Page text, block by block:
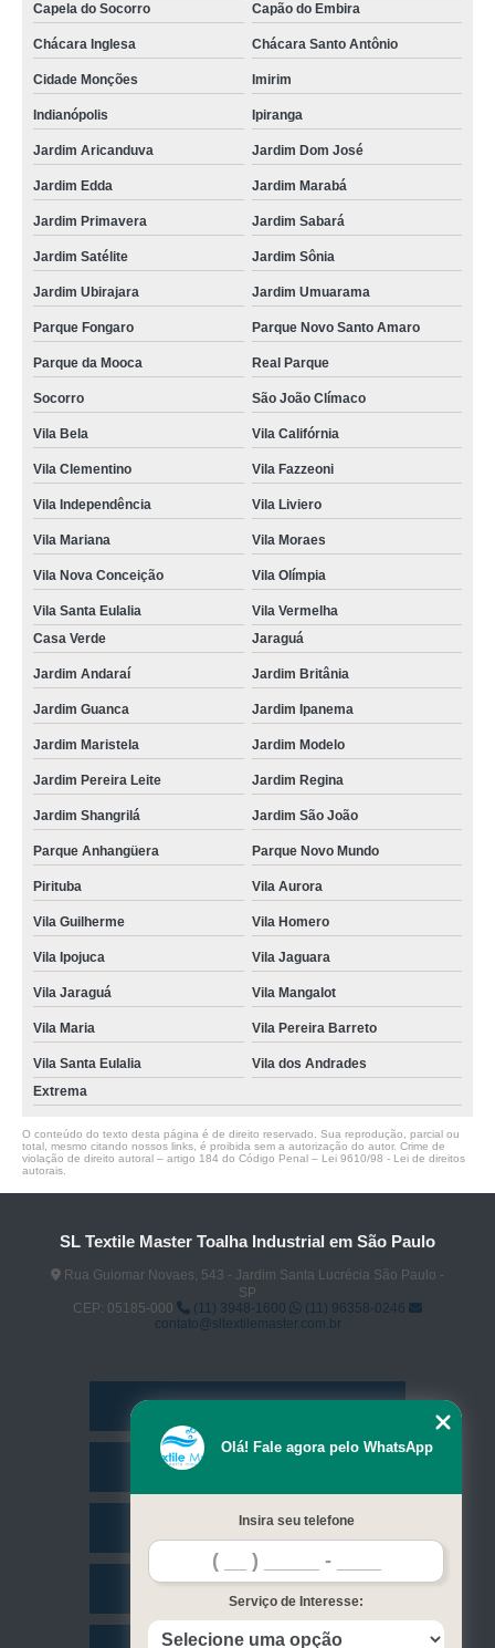
Capela do Socorro
Capão do Embira
Chácara Inglesa Chácara Santo Antônio
Cidade Monções Imirim
Indianópolis Ipiranga
Jardim Aricanduva Jardim Dom José
Jardim Edda Jardim Marabá
Jardim Primavera Jardim Sabará
Jardim Satélite Jardim Sônia
Jardim Ubirajara Jardim Umuarama
Parque Fongaro Parque Novo Santo Amaro
Parque da Mooca Real Parque
Socorro São João Clímaco
Vila Bela Vila Califórnia
Vila Clementino Vila Fazzeoni
Vila Independência Vila Liviero
Vila Mariana Vila Moraes
Vila Nova Conceição Vila Olímpia
Vila Santa Eulalia
Vila Vermelha
Casa Verde
Jaraguá
Jardim Andaraí Jardim Britânia
Jardim Guanca Jardim Ipanema
Jardim Maristela Jardim Modelo
Jardim Pereira Leite Jardim Regina
Jardim Shangrilá Jardim São João
Parque Anhangüera Parque Novo Mundo
Pirituba Vila Aurora
Vila Guilherme Vila Homero
Vila Ipojuca Vila Jaguara
Vila Jaraguá Vila Mangalot
Vila Maria Vila Pereira Barreto
Vila Santa Eulalia
Vila dos Andrades
Extrema
O conteúdo do texto desta página é de direito reservado. Sua reprodução, parcial ou
total, mesmo citando nossos links, é proibida sem a autorização do autor. Crime de
violação de direito autoral – artigo 184 do Código Penal – Lei 9610/98 - Lei de direitos
autorais
SL Textile Master Toalha Industrial em São Paulo
Rua Guiomar Novaes, 543 - Jardim Santa Lucrécia São Paulo -
SP
CEP: 05185-000
(11) 3948-1600
(11) 96358-0246
contato@sltextilemaster.com.br
Missão
Olá! Fale agora pelo WhatsApp
Insira seu telefone
Serviço de Interesse: